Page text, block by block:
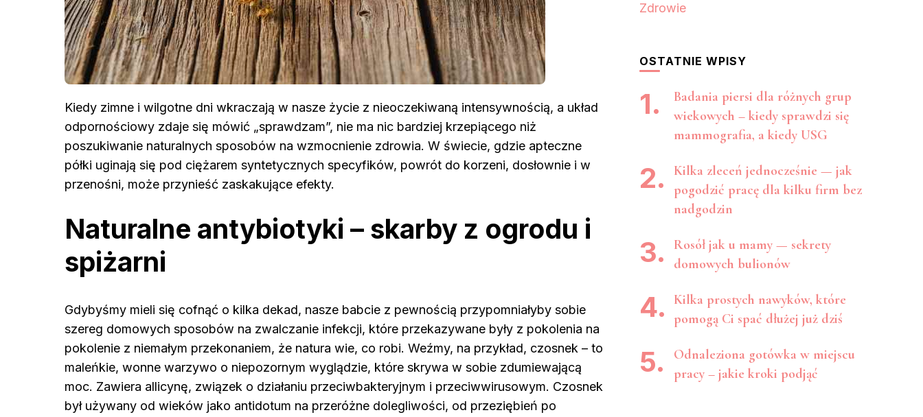
Kiedy zimne i wilgotne dni wkraczają w nasze życie z nieoczekiwaną intensywnością, a układ
odpornościowy zdaje się mówić „sprawdzam”, nie ma nic bardziej krzepiącego niż
poszukiwanie naturalnych sposobów na wzmocnienie zdrowia. W świecie, gdzie apteczne
półki uginają się pod ciężarem syntetycznych specyfików, powrót do korzeni, dosłownie i w
przenośni, może przynieść zaskakujące efekty.
Naturalne antybiotyki – skarby z ogrodu i
spiżarni
Gdybyśmy mieli się cofnąć o kilka dekad, nasze babcie z pewnością przypomniałyby sobie
szereg domowych sposobów na zwalczanie infekcji, które przekazywane były z pokolenia na
pokolenie z niemałym przekonaniem, że natura wie, co robi. Weźmy, na przykład, czosnek – to
maleńkie, wonne warzywo o niepozornym wyglądzie, które skrywa w sobie zdumiewającą
moc. Zawiera allicynę, związek o działaniu przeciwbakteryjnym i przeciwwirusowym. Czosnek
był używany od wieków jako antidotum na przeróżne dolegliwości, od przeziębień po
Zdrowie
OSTATNIE WPISY
Badania piersi dla różnych grup
wiekowych – kiedy sprawdzi się
mammografia, a kiedy USG
Kilka zleceń jednocześnie — jak
pogodzić pracę dla kilku firm bez
nadgodzin
Rosół jak u mamy — sekrety
domowych bulionów
Kilka prostych nawyków, które
pomogą Ci spać dłużej już dziś
Odnaleziona gotówka w miejscu
pracy – jakie kroki podjąć